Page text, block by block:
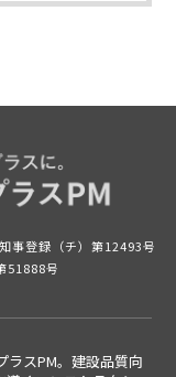
事登録（チ）第12493号
51888号
ラスPM。建設品質向